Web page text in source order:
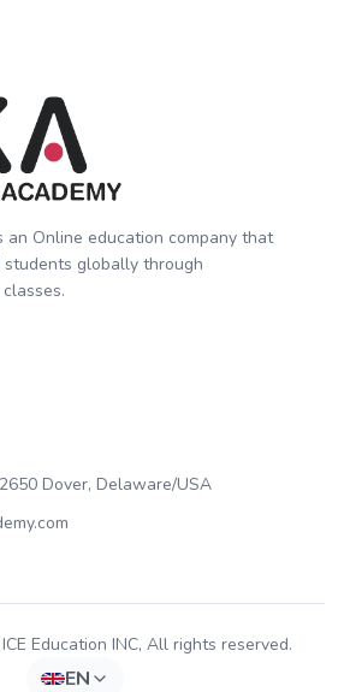
an Online education company that
globally through
Dover, Delaware/USA
Education INC, All rights reserved.
EN